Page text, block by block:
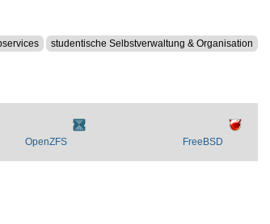
studentische Selbstverwaltung & Organisation
OpenZFS FreeBSD